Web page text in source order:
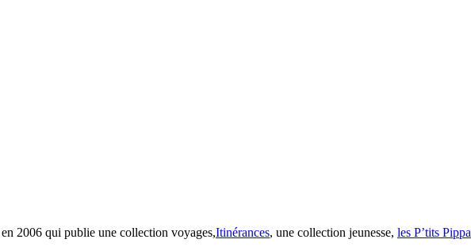
2006 qui publie une collection voyages,Itinérances, une collection jeunesse, les P’tits Pippa